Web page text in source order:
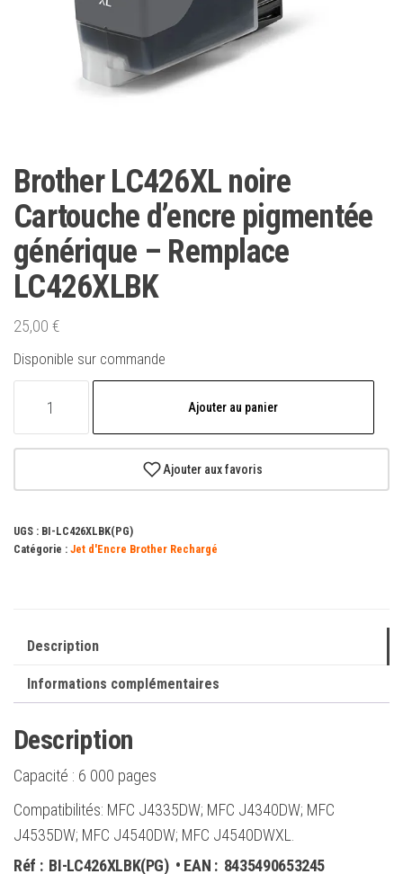
Brother LC426XL noire
Cartouche d’encre pigmentée
générique – Remplace
LC426XLBK
25,00 €
Disponible sur commande
noire
d'encre
Remplace
Ajouter au panier
Ajouter aux favoris
UGS : BI-LC426XLBK(PG)
Catégorie : Jet d'Encre Brother Rechargé
Description
Informations complémentaires
Description
Capacité : 6 000 pages
Compatibilités: MFC J4335DW; MFC J4340DW; MFC
J4535DW; MFC J4540DW; MFC J4540DWXL.
Réf : BI-LC426XLBK(PG) • EAN : 8435490653245